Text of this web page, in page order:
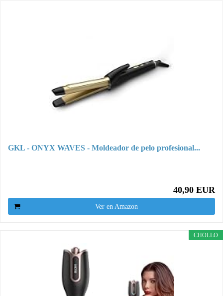
GKL - ONYX WAVES - Moldeador de pelo profesional...
40,90 EUR
Ver en Amazon
CHOLLO